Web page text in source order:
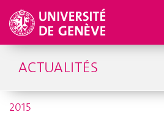
ACTUALITÉS
2015